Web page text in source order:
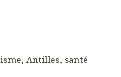
Antilles, santé